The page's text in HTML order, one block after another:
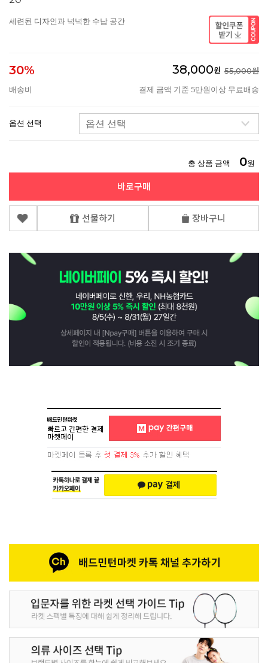
세련된 디자인과 넉넉한 수납 공간
30% 38,000원 55,000원
배송비
결제 금액 기준 5만원이상 무료배송
옵션 선택
총 상품 금액 0원
바로구매
선물하기 장바구니